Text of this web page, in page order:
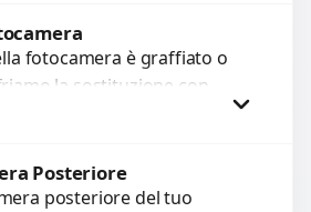
Procedi
fotocamera è graffiato o
la sostituzione con
qualità garantiti per 3
Procedi
Posteriore
posteriore del tuo